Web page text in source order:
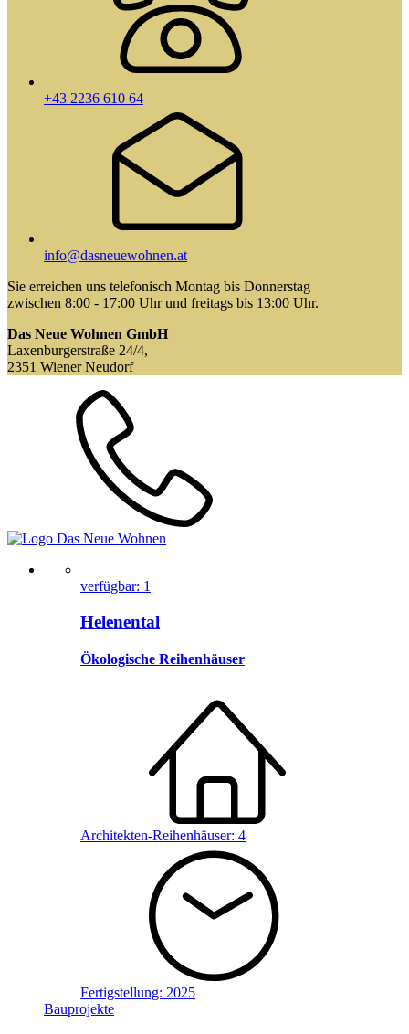
+43 2236 610 64
info@dasneuewohnen.at
Sie erreichen uns telefonisch Montag bis Donnerstag
zwischen 8:00 - 17:00 Uhr und freitags bis 13:00 Uhr.
Das Neue Wohnen GmbH
Laxenburgerstraße 24/4,
2351 Wiener Neudorf
verfügbar: 1
Helenental
Ökologische Reihenhäuser
Architekten-Reihenhäuser: 4
Fertigstellung: 2025
Bauprojekte